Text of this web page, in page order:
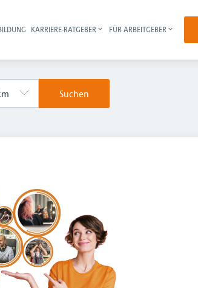
Haupt-Navigation
KARRIERE-RATGEBER FÜR ARBEITGEBER
Suchen